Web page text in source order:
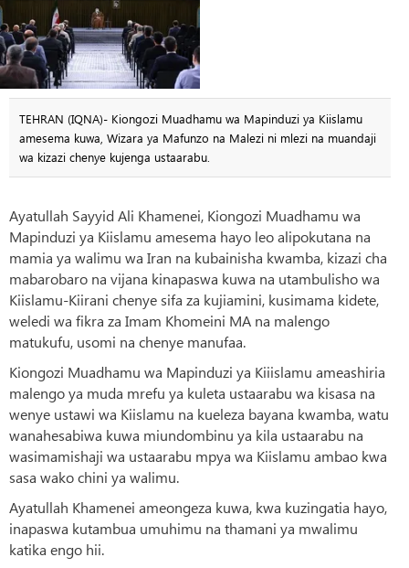
TEHRAN (IQNA)- Kiongozi Muadhamu wa Mapinduzi ya Kiislamu
amesema kuwa, Wizara ya Mafunzo na Malezi ni mlezi na muandaji
wa kizazi chenye kujenga ustaarabu.
Ayatullah Sayyid Ali Khamenei, Kiongozi Muadhamu wa
Mapinduzi ya Kiislamu amesema hayo leo alipokutana na
mamia ya walimu wa Iran na kubainisha kwamba, kizazi cha
mabarobaro na vijana kinapaswa kuwa na utambulisho wa
Kiislamu-Kiirani chenye sifa za kujiamini, kusimama kidete,
weledi wa fikra za Imam Khomeini MA na malengo
matukufu, usomi na chenye manufaa.
Kiongozi Muadhamu wa Mapinduzi ya Kiiislamu ameashiria
malengo ya muda mrefu ya kuleta ustaarabu wa kisasa na
wenye ustawi wa Kiislamu na kueleza bayana kwamba, watu
wanahesabiwa kuwa miundombinu ya kila ustaarabu na
wasimamishaji wa ustaarabu mpya wa Kiislamu ambao kwa
sasa wako chini ya walimu.
Ayatullah Khamenei ameongeza kuwa, kwa kuzingatia hayo,
inapaswa kutambua umuhimu na thamani ya mwalimu
katika engo hii.